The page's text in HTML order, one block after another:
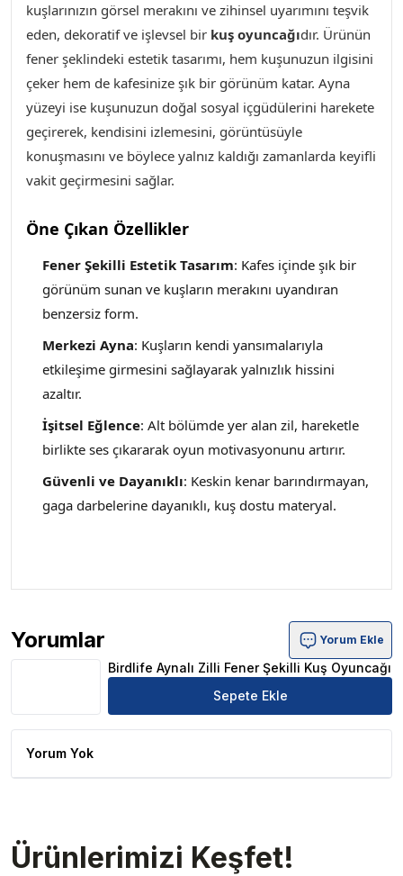
kuşlarınızın görsel merakını ve zihinsel uyarımını teşvik
eden, dekoratif ve işlevsel bir kuş oyuncağıdır. Ürünün
fener şeklindeki estetik tasarımı, hem kuşunuzun ilgisini
çeker hem de kafesinize şık bir görünüm katar. Ayna
yüzeyi ise kuşunuzun doğal sosyal içgüdülerini harekete
geçirerek, kendisini izlemesini, görüntüsüyle
konuşmasını ve böylece yalnız kaldığı zamanlarda keyifli
vakit geçirmesini sağlar.
Öne Çıkan Özellikler
Fener Şekilli Estetik Tasarım: Kafes içinde şık bir
görünüm sunan ve kuşların merakını uyandıran
benzersiz form.
Merkezi Ayna: Kuşların kendi yansımalarıyla
etkileşime girmesini sağlayarak yalnızlık hissini
azaltır.
İşitsel Eğlence: Alt bölümde yer alan zil, hareketle
birlikte ses çıkararak oyun motivasyonunu artırır.
Güvenli ve Dayanıklı: Keskin kenar barındırmayan,
gaga darbelerine dayanıklı, kuş dostu materyal.
Yorumlar
Birdlife Aynalı Zilli Fener Şekilli Kuş Oyuncağı Ürün
Yorum Ekle
Birdlife Aynalı Zilli Fener Şekilli Kuş Oyuncağı
Sepete Ekle
Yorum Yok
Ürünlerimizi Keşfet!